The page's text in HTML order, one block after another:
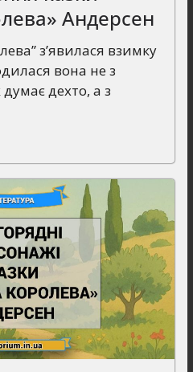
Андерсен
з’явилася взимку
вона не з
думає дехто, а з